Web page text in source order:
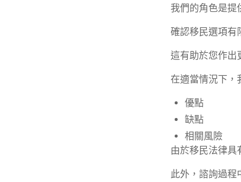
我們的角色是提
確認移民選項有
這有助於您作出
在適當情況下，
優點
缺點
相關風險
由於移民法律具
此外，諮詢過程